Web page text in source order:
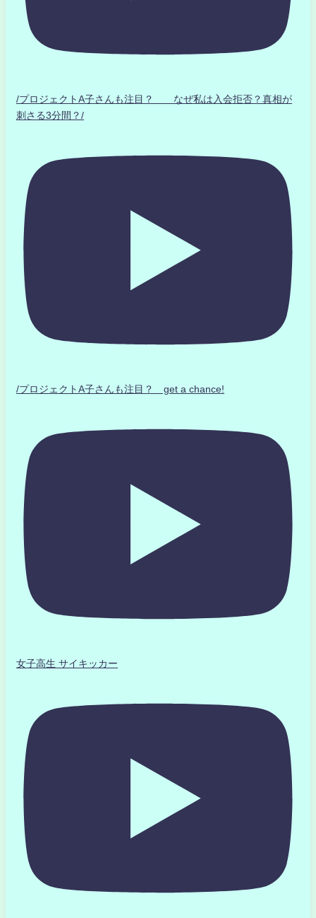
/プロジェクトA子さんも注目？ なぜ私は入会拒否？真相が
刺さる3分間？/
/プロジェクトA子さんも注目？ get a chance!
女子高生 サイキッカー